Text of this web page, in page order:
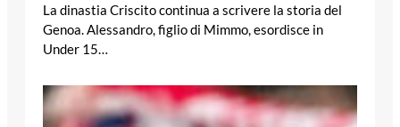
La dinastia Criscito continua a scrivere la storia del
Genoa. Alessandro, figlio di Mimmo, esordisce in
Under 15…